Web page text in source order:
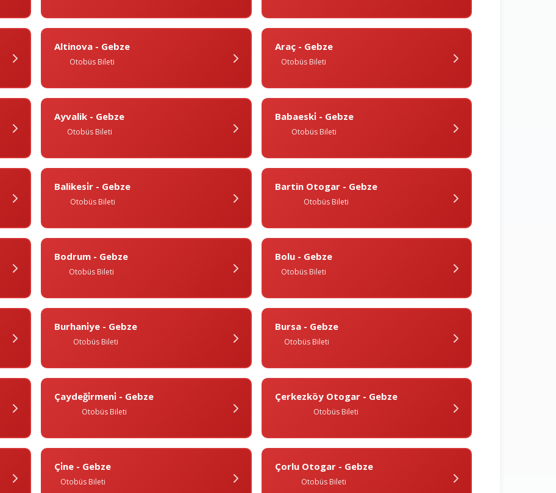
Altinova - Gebze
Otobüs Bileti
Araç - Gebze
Otobüs Bileti
Ayvalik - Gebze
Otobüs Bileti
Babaeski̇ - Gebze
Otobüs Bileti
Balikesi̇r - Gebze
Otobüs Bileti
Bartin Otogar - Gebze
Otobüs Bileti
Bodrum - Gebze
Otobüs Bileti
Bolu - Gebze
Otobüs Bileti
Burhani̇ye - Gebze
Otobüs Bileti
Bursa - Gebze
Otobüs Bileti
Çaydeği̇rmeni̇ - Gebze
Otobüs Bileti
Çerkezköy Otogar - Gebze
Otobüs Bileti
Çi̇ne - Gebze
Otobüs Bileti
Çorlu Otogar - Gebze
Otobüs Bileti